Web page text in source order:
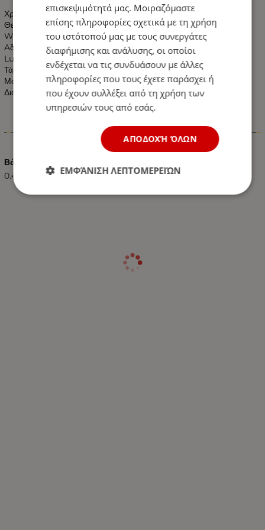
Χρώμα: Λευκό Ημέρας
Θερμοκρασία Χρώματος: 4500k Λευκό
Watt: 4.8W άνα μέτρο
Aδιαβροχοποιηση: IP54
Lumen: 374 LM το Θερμό Χρώμα.
Τάση: 12v DC
Μοίρες: 120°
Διαστάσεις: Πλάτος 8mm - Πάχος 3mm
Χαρακτηριστικά
Βάρος (kg.)
0.40
επισκεψιμότητά μας. Μοιραζόμαστε
επίσης πληροφορίες σχετικά με τη χρήση
του ιστότοπού μας με τους συνεργάτες
διαφήμισης και ανάλυσης, οι οποίοι
ενδέχεται να τις συνδυάσουν με άλλες
πληροφορίες που τους έχετε παράσχει ή
που έχουν συλλέξει από τη χρήση των
υπηρεσιών τους από εσάς.
ΑΠΟΔΟΧΉ ΌΛΩΝ
ΕΜΦΆΝΙΣΗ ΛΕΠΤΟΜΕΡΕΙΏΝ